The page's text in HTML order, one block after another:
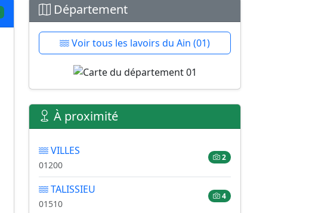
Département
Voir tous les lavoirs du Ain (01)
À proximité
VILLES
01200
2
TALISSIEU
01510
4